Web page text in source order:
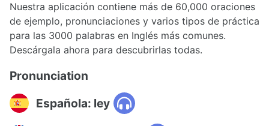
Nuestra aplicación contiene más de 60,000 oraciones
de ejemplo, pronunciaciones y varios tipos de práctica
para las 3000 palabras en Inglés más comunes.
Descárgala ahora para descubrirlas todas.
Pronunciation
Española: ley